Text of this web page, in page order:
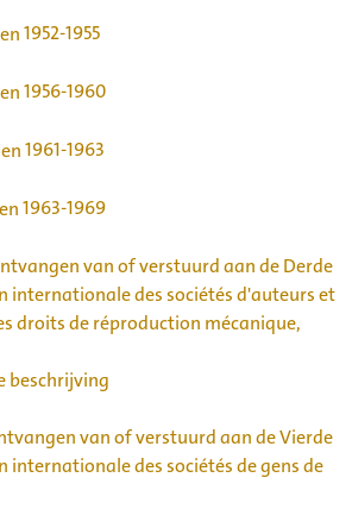
1952-1955
1956-1960
1961-1963
1963-1969
van of verstuurd aan de Derde
internationale des sociétés d'auteurs et
droits de réproduction mécanique,
beschrijving
van of verstuurd aan de Vierde
internationale des sociétés de gens de